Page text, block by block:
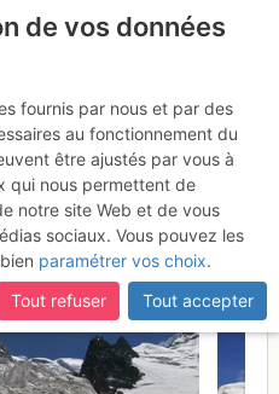
: Par les
- Arête N du
2017
de vos données
fournis par nous et par des
au fonctionnement du
être ajustés par vous à
qui nous permettent de
notre site Web et de vous
sociaux. Vous pouvez les
paramétrer vos choix.
Tout refuser
Tout accepter